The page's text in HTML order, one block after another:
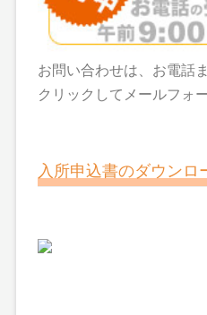
お問い合わせは、お電話
クリックしてメールフォ
入所申込書のダウンロ